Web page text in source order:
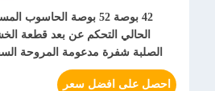
42 بوصة 52 بوصة الحاسوب المستمر
الحالي التحكم عن بعد قطعة الخشب
الصلبة شفرة مدعومة المروحة السقف
احصل على افضل سعر